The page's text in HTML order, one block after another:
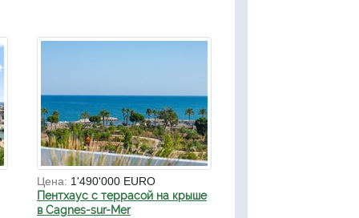
Цена: 1'490'000 EURO
Пентхаус с террасой на крыше
в Cagnes-sur-Mer